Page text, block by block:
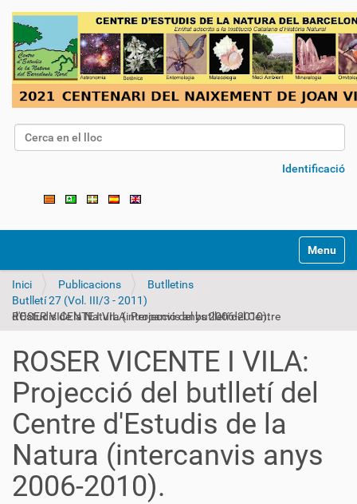
Cerca
Identificació
Toggle
Inici Publicacions
Butlletins
Butlletí 27 (Vol. III/3 - 2011)
ROSER VICENTE I VILA: Projecció del butlletí del Centre d'Estudis de la Natura (intercanvis anys 2006-2010).
ROSER VICENTE I VILA:
Projecció del butlletí del
Centre d'Estudis de la
Natura (intercanvis anys
2006-2010).